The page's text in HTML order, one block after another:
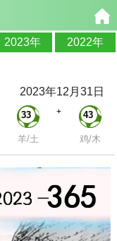
2023年 2022年
2023年12月31日
33
羊/土
+ 43
鸡/木